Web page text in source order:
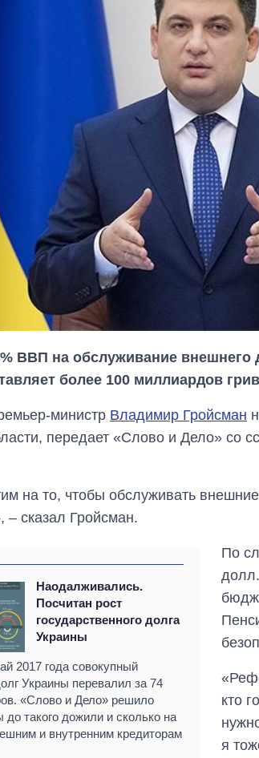
ВВП на обслуживание внешнего
более 100 миллиардов
министр Владимир Гройсман
передает «Слово и Дело» со
на то, чтобы обслуживать
– сказал Гройсман.
Наодалживались.
Посчитан рост
государственного долга
Украины
2017 года совокупный
Украины перевалил за 74
«Слово и Дело» решило
до такого дожили и сколько на
и внутренним кредиторам
По
кто
я